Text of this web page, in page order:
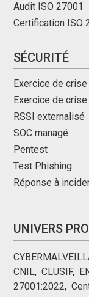
Audit ISO 27001
Certification ISO
SÉCURITÉ
Exercice de
Exercice de
RSSI externalisé
SOC managé
Pentest
Test Phishing
Réponse à
UNIVERS
CNIL,CLUSIF,
27001:2022,